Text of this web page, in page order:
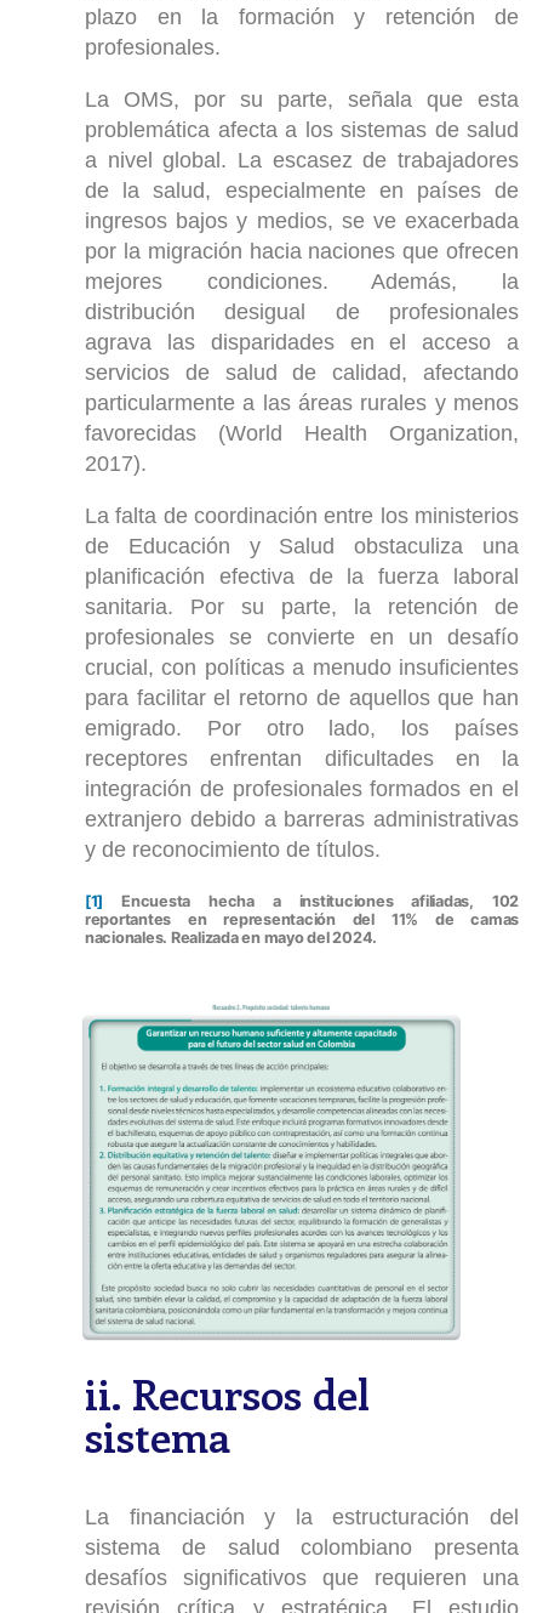
plazo en la formación y retención de
profesionales.
La OMS, por su parte, señala que esta
problemática afecta a los sistemas de salud
a nivel global. La escasez de trabajadores
de la salud, especialmente en países de
ingresos bajos y medios, se ve exacerbada
por la migración hacia naciones que ofrecen
mejores condiciones. Además, la
distribución desigual de profesionales
agrava las disparidades en el acceso a
servicios de salud de calidad, afectando
particularmente a las áreas rurales y menos
favorecidas (World Health Organization,
2017).
La falta de coordinación entre los ministerios
de Educación y Salud obstaculiza una
planificación efectiva de la fuerza laboral
sanitaria. Por su parte, la retención de
profesionales se convierte en un desafío
crucial, con políticas a menudo insuficientes
para facilitar el retorno de aquellos que han
emigrado. Por otro lado, los países
receptores enfrentan dificultades en la
integración de profesionales formados en el
extranjero debido a barreras administrativas
y de reconocimiento de títulos.
[1] Encuesta hecha a instituciones afiliadas, 102
reportantes en representación del 11% de camas
nacionales. Realizada en mayo del 2024.
ii. Recursos del
sistema
La financiación y la estructuración del
sistema de salud colombiano presenta
desafíos significativos que requieren una